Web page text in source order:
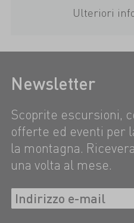
Ulteriori
Newsletter
Scoprite escursioni,
offerte ed eventi per
la montagna.
una volta al mese.